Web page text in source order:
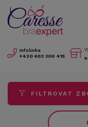
Infolinka
+420 602 300 415
FILTROVAT